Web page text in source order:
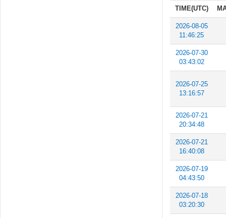
TIME(UTC)
2026-08-05
11:46:25
2026-07-30
03:43:02
2026-07-25
13:16:57
2026-07-21
20:34:48
2026-07-21
16:40:08
2026-07-19
04:43:50
2026-07-18
03:20:30